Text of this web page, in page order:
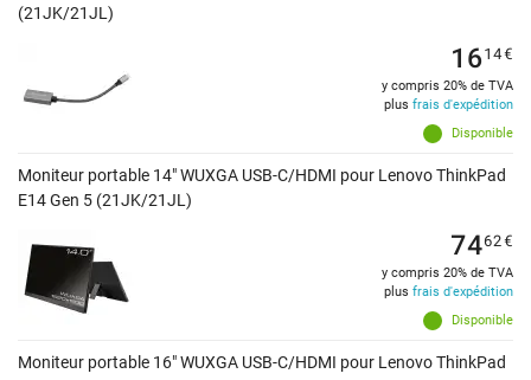
(21JK/21JL)
Disponible
1614€
y compris 20% de TVA
plus frais d'expédition
Moniteur portable 14" WUXGA USB-C/HDMI pour Lenovo ThinkPad
E14 Gen 5 (21JK/21JL)
Disponible
7462€
y compris 20% de TVA
plus frais d'expédition
Moniteur portable 16" WUXGA USB-C/HDMI pour Lenovo ThinkPad